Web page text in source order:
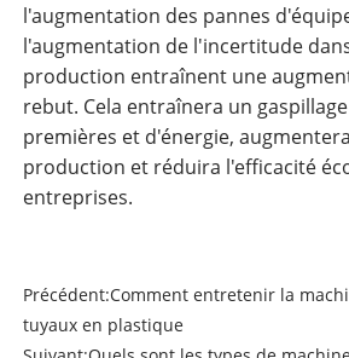
l'augmentation des pannes
l'augmentation de l'incertitude
production entraînent une
rebut. Cela entraînera un
premières et d'énergie,
production et réduira l'efficacité
entreprises.
Précédent:Comment entretenir la
tuyaux en plastique